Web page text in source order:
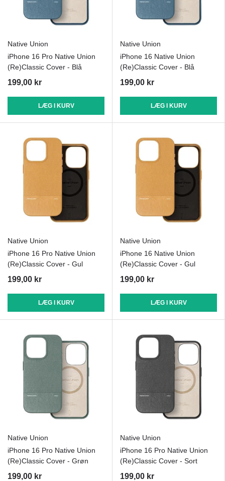
Native Union
iPhone 16 Pro Native Union
(Re)Classic Cover - Blå
199,00 kr
LÆG I KURV
Native Union
iPhone 16 Native Union
(Re)Classic Cover - Blå
199,00 kr
LÆG I KURV
Native Union
iPhone 16 Pro Native Union
(Re)Classic Cover - Gul
199,00 kr
LÆG I KURV
Native Union
iPhone 16 Native Union
(Re)Classic Cover - Gul
199,00 kr
LÆG I KURV
Native Union
iPhone 16 Pro Native Union
(Re)Classic Cover - Grøn
199,00 kr
Native Union
iPhone 16 Pro Native Union
(Re)Classic Cover - Sort
199,00 kr